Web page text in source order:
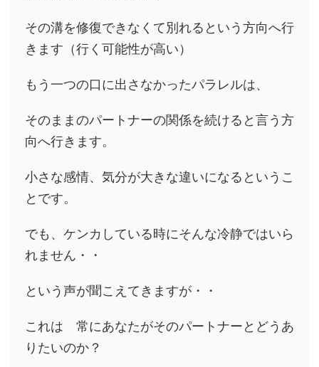
その溝を修復できなくて別れるという方向へ行
きます（行く可能性が高い）
もう一つの口に出さなかったパラレルは、
そのままのパートナーの関係を続けると言う方
向へ行きます。
小さな感情、気分が大きな違いになるというこ
とです。
でも、ケンカしている時にそんな冷静ではいら
れません・・
という声が聞こえてきますが・・
これは 常にあなたがそのパートナーとどうあ
りたいのか？